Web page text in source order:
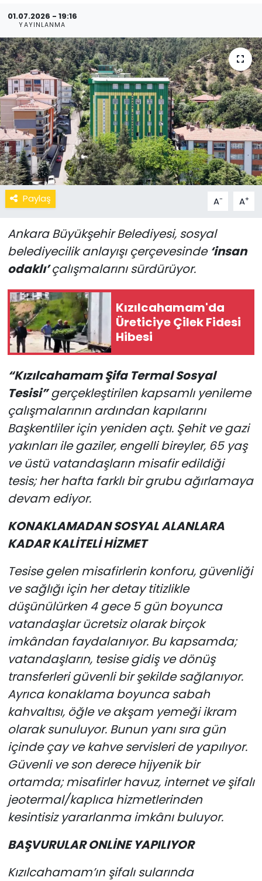
01.07.2026 - 19:16
YAYINLANMA
Paylaş A- A+
Ankara Büyükşehir Belediyesi, sosyal
belediyecilik anlayışı çerçevesinde ‘insan
odaklı’çalışmalarını sürdürüyor.
Kızılcahamam'da
Üreticiye Çilek Fidesi
Hibesi
“Kızılcahamam Şifa Termal Sosyal
Tesisi”gerçekleştirilen kapsamlı yenileme
çalışmalarının ardından kapılarını
Başkentliler için yeniden açtı. Şehit ve gazi
yakınları ile gaziler, engelli bireyler, 65 yaş
ve üstü vatandaşların misafir edildiği
tesis; her hafta farklı bir grubu ağırlamaya
devam ediyor.
KONAKLAMADAN SOSYAL ALANLARA
KADAR KALİTELİ HİZMET
Tesise gelen misafirlerin konforu, güvenliği
ve sağlığı için her detay titizlikle
düşünülürken 4 gece 5 gün boyunca
vatandaşlar ücretsiz olarak birçok
imkândan faydalanıyor. Bu kapsamda;
vatandaşların, tesise gidiş ve dönüş
transferleri güvenli bir şekilde sağlanıyor.
Ayrıca konaklama boyunca sabah
kahvaltısı, öğle ve akşam yemeği ikram
olarak sunuluyor. Bunun yanı sıra gün
içinde çay ve kahve servisleri de yapılıyor.
Güvenli ve son derece hijyenik bir
ortamda; misafirler havuz, internet ve şifalı
jeotermal/kaplıca hizmetlerinden
kesintisiz yararlanma imkânı buluyor.
BAŞVURULAR ONLİNE YAPILIYOR
Kızılcahamam’ın şifalı sularında